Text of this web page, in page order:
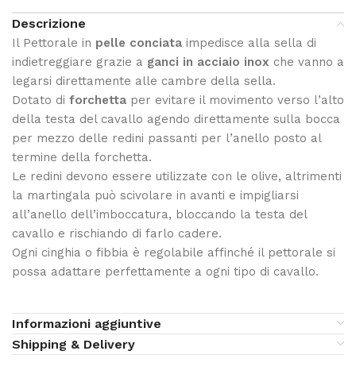
Descrizione
Il Pettorale in pelle conciata impedisce alla sella di
indietreggiare grazie a ganci in acciaio inox che vanno a
legarsi direttamente alle cambre della sella.
Dotato di forchetta per evitare il movimento verso l’alto
della testa del cavallo agendo direttamente sulla bocca
per mezzo delle redini passanti per l’anello posto al
termine della forchetta.
Le redini devono essere utilizzate con le olive, altrimenti
la martingala può scivolare in avanti e impigliarsi
all’anello dell’imboccatura, bloccando la testa del
cavallo e rischiando di farlo cadere.
Ogni cinghia o fibbia è regolabile affinché il pettorale si
possa adattare perfettamente a ogni tipo di cavallo.
Informazioni aggiuntive
Shipping & Delivery